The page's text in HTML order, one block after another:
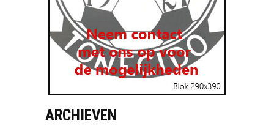
ARCHIEVEN